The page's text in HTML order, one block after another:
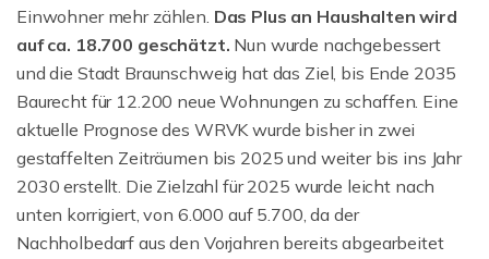
Einwohner mehr zählen. Das Plus an Haushalten wird
auf ca. 18.700 geschätzt. Nun wurde nachgebessert
und die Stadt Braunschweig hat das Ziel, bis Ende 2035
Baurecht für 12.200 neue Wohnungen zu schaffen. Eine
aktuelle Prognose des WRVK wurde bisher in zwei
gestaffelten Zeiträumen bis 2025 und weiter bis ins Jahr
2030 erstellt. Die Zielzahl für 2025 wurde leicht nach
unten korrigiert, von 6.000 auf 5.700, da der
Nachholbedarf aus den Vorjahren bereits abgearbeitet